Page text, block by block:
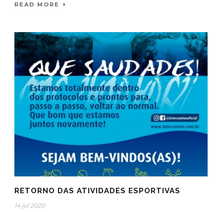
READ MORE
RETORNO DAS ATIVIDADES ESPORTIVAS
14 jul 2020